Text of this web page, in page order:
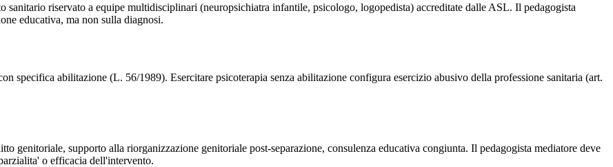
riservato a equipe multidisciplinari (neuropsichiatra infantile, psicologo, logopedista) accreditate dalle ASL. Il pedagogista
educativa, ma non sulla diagnosi.
specifica abilitazione (L. 56/1989). Esercitare psicoterapia senza abilitazione configura esercizio abusivo della professione sanitaria (art.
genitoriale, supporto alla riorganizzazione genitoriale post-separazione, consulenza educativa congiunta. Il pedagogista mediatore deve
o efficacia dell'intervento.